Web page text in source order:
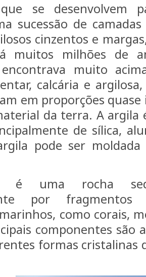
se desenvolvem
sucessão de
cinzentos e
muitos milhões de
muito
calcária e
em proporções
da terra. A
de sílica,
pode ser
é uma rocha
por
como corais,
componentes são
formas cristalinas